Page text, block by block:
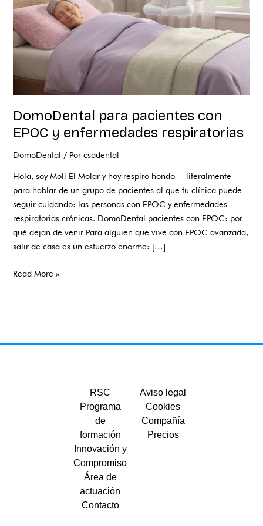
DomoDental para pacientes con
EPOC y enfermedades respiratorias
DomoDental / Porcsadental
Hola, soy Moli El Molar y hoy respiro hondo —literalmente—
para hablar de un grupo de pacientes al que tu clínica puede
seguir cuidando: las personas con EPOC y enfermedades
respiratorias crónicas. DomoDental pacientes con EPOC: por
qué dejan de venir Para alguien que vive con EPOC avanzada,
salir de casa es un esfuerzo enorme: […]
enfermedades
respiratorias
Read More »
RSC
Programa
de
formación
Innovación y
Compromiso
Área de
actuación
Contacto
Aviso legal
Cookies
Compañía
Precios